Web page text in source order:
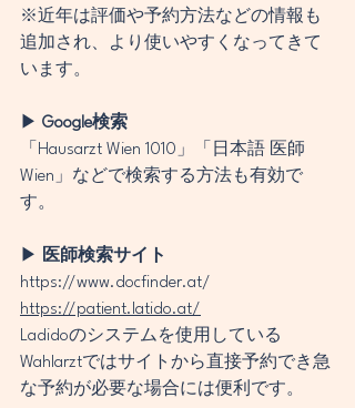
※近年は評価や予約方法などの情報も
追加され、より使いやすくなってきて
います。
▶ Google検索
「Hausarzt Wien 1010」「日本語 医師
Wien」などで検索する方法も有効で
す。
▶ 医師検索サイト
https://www.docfinder.at/
https://patient.latido.at/
Ladidoのシステムを使用している
Wahlarztではサイトから直接予約でき急
な予約が必要な場合には便利です。